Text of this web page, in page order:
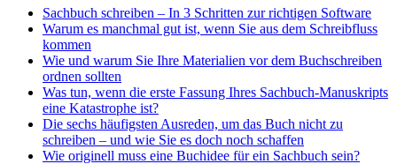
Sachbuch schreiben – In 3 Schritten zur richtigen Software
Warum es manchmal gut ist, wenn Sie aus dem Schreibfluss
kommen
Wie und warum Sie Ihre Materialien vor dem Buchschreiben
ordnen sollten
Was tun, wenn die erste Fassung Ihres Sachbuch-Manuskripts
eine Katastrophe ist?
Die sechs häufigsten Ausreden, um das Buch nicht zu
schreiben – und wie Sie es doch noch schaffen
Wie originell muss eine Buchidee für ein Sachbuch sein?